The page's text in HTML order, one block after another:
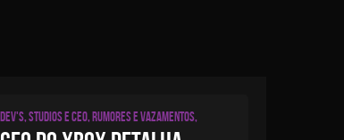
Dev's, studios e CEO, Rumores e Vazamentos,